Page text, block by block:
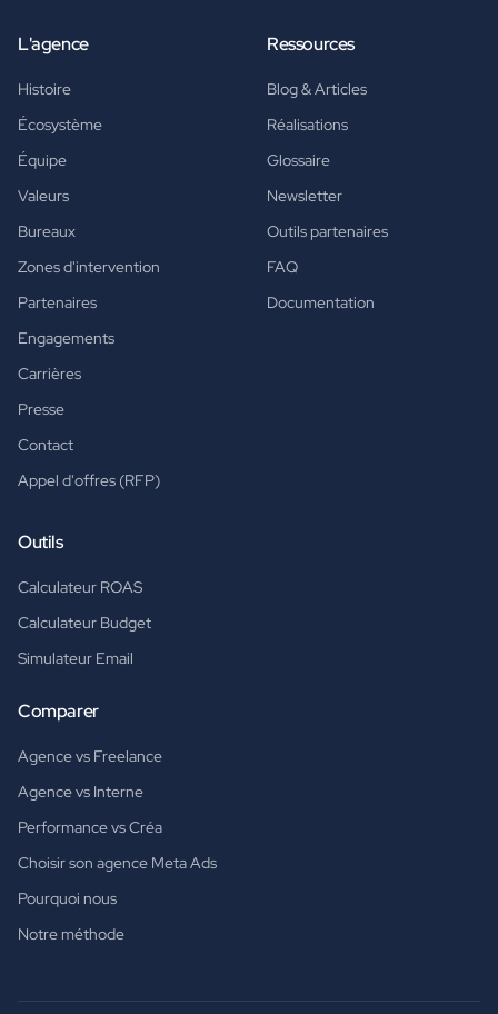
L'agence
Histoire
Écosystème
Équipe
Valeurs
Bureaux
Zones d'intervention
Partenaires
Engagements
Carrières
Presse
Contact
Appel d'offres (RFP)
Ressources
Blog & Articles
Réalisations
Glossaire
Newsletter
Outils partenaires
FAQ
Documentation
Outils
Calculateur ROAS
Calculateur Budget
Simulateur Email
Comparer
Agence vs Freelance
Agence vs Interne
Performance vs Créa
Choisir son agence Meta Ads
Pourquoi nous
Notre méthode